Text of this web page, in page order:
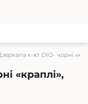
к-кт DIO- чорні
«краплі»,